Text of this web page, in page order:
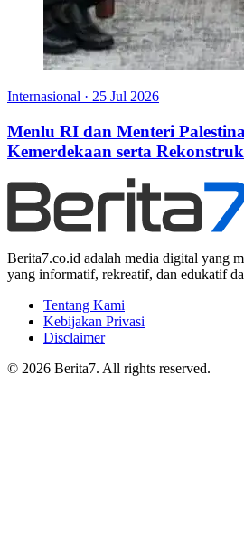
Internasional · 25 Jul 2026
Menlu RI dan Menteri
Kemerdekaan serta
Berita7.co.id adalah media digital yang
yang informatif, rekreatif, dan edukatif
Tentang Kami
Kebijakan Privasi
Disclaimer
© 2026 Berita7. All rights reserved.